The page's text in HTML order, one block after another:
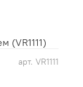
арт. VR1111
(VR1111)